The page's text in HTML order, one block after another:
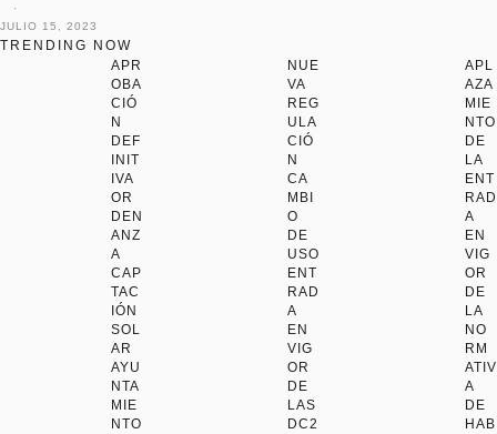
most of your
compact living
compromising on
·
JULIO 15, 2023
TRENDING NOW
APR
OBA
CIÓ
N
DEF
INIT
IVA
OR
DEN
ANZ
A
CAP
TAC
IÓN
SOL
AR
AYU
NTA
MIE
NTO
NUE
VA
REG
ULA
CIÓ
N
CA
MBI
O
DE
USO
ENT
RAD
A
EN
VIG
OR
DE
LAS
DC2
APL
AZA
MIE
NTO
DE
LA
ENT
RAD
A
EN
VIG
OR
DE
LA
NO
RM
ATIV
A
DE
HAB